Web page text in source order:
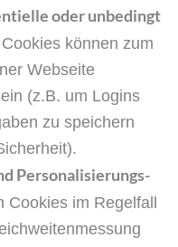
oder unbedingt
Cookies können zum
Webseite
(z.B. um Logins
zu speichern
Personalisierungs-
Cookies im Regelfall